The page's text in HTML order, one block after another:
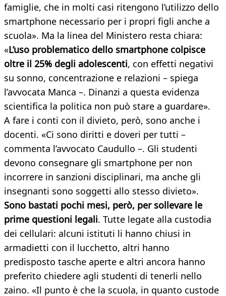
famiglie, che in molti casi ritengono l’utilizzo dello
smartphone necessario per i propri figli anche a
scuola». Ma la linea del Ministero resta chiara:
«L’uso problematico dello smartphone colpisce
oltre il 25% degli adolescenti, con effetti negativi
su sonno, concentrazione e relazioni – spiega
l’avvocata Manca –. Dinanzi a questa evidenza
scientifica la politica non può stare a guardare».
A fare i conti con il divieto, però, sono anche i
docenti. «Ci sono diritti e doveri per tutti –
commenta l’avvocato Caudullo –. Gli studenti
devono consegnare gli smartphone per non
incorrere in sanzioni disciplinari, ma anche gli
insegnanti sono soggetti allo stesso divieto».
Sono bastati pochi mesi, però, per sollevare le
prime questioni legali. Tutte legate alla custodia
dei cellulari: alcuni istituti li hanno chiusi in
armadietti con il lucchetto, altri hanno
predisposto tasche aperte e altri ancora hanno
preferito chiedere agli studenti di tenerli nello
zaino. «Il punto è che la scuola, in quanto custode